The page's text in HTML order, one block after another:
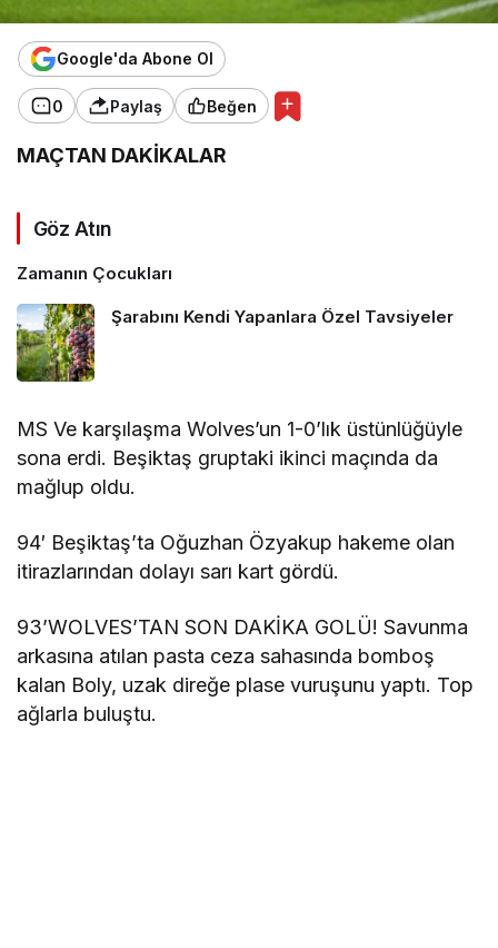
Google'da Abone Ol
0 Paylaş Beğen
MAÇTAN DAKİKALAR
Göz Atın
Zamanın Çocukları
Şarabını Kendi Yapanlara Özel Tavsiyeler
MS Ve karşılaşma Wolves’un 1-0’lık üstünlüğüyle
sona erdi. Beşiktaş gruptaki ikinci maçında da
mağlup oldu.
94′ Beşiktaş’ta Oğuzhan Özyakup hakeme olan
itirazlarından dolayı sarı kart gördü.
93’WOLVES’TAN SON DAKİKA GOLÜ! Savunma
arkasına atılan pasta ceza sahasında bomboş
kalan Boly, uzak direğe plase vuruşunu yaptı. Top
ağlarla buluştu.